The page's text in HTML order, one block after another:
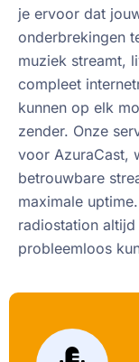
je ervoor dat
onderbrekingen
muziek streamt,
compleet
kunnen op elk
zender. Onze
voor AzuraCast,
betrouwbare
maximale
radiostation
probleemloos